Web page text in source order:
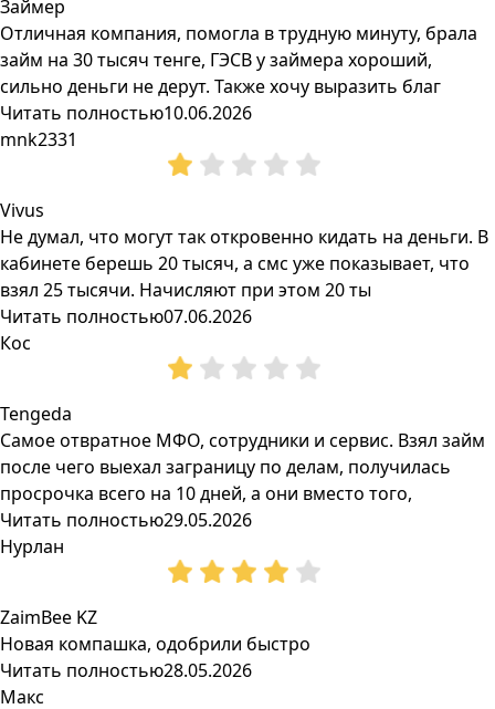
Займер
Отличная компания, помогла в трудную минуту, брала
займ на 30 тысяч тенге, ГЭСВ у займера хороший,
сильно деньги не дерут. Также хочу выразить благ
Читать полностью10.06.2026
mnk2331
Vivus
Не думал, что могут так откровенно кидать на деньги. В
кабинете берешь 20 тысяч, а смс уже показывает, что
взял 25 тысячи. Начисляют при этом 20 ты
Читать полностью07.06.2026
Кос
Tengeda
Самое отвратное МФО, сотрудники и сервис. Взял займ
после чего выехал заграницу по делам, получилась
просрочка всего на 10 дней, а они вместо того,
Читать полностью29.05.2026
Нурлан
ZaimBee KZ
Новая компашка, одобрили быстро
Читать полностью28.05.2026
Макс